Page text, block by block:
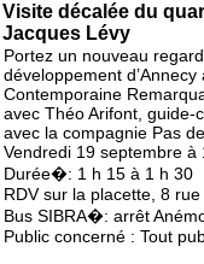
Visite décalée du
Jacques Lévy
Portez un nouveau
développement
Contemporaine
avec Théo Arifont, guide-
avec la compagnie Pas
Vendredi 19 septembre à
Durée�: 1 h 15 à 1 h 30
RDV sur la placette, 8
Bus SIBRA�: arrêt
Public concerné : Tout